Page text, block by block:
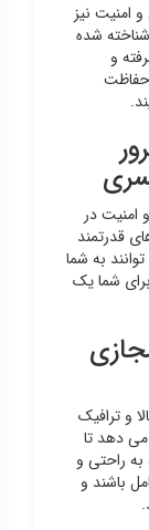
امنیت نیز
شده
و
حفاظت
امنیت در
قدرتمند
به شما
شما یک
و ترافیک
می دهد تا
به راحتی و
باشند و